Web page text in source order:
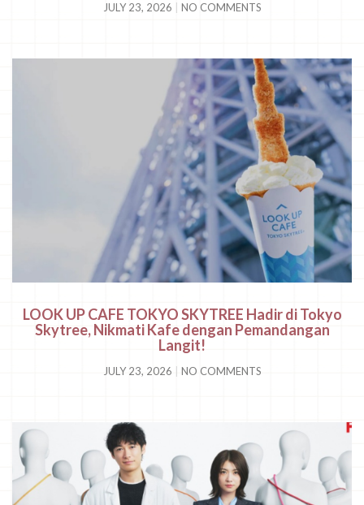
JULY 23, 2026 NO COMMENTS
LOOK UP CAFE TOKYO SKYTREE Hadir di Tokyo
Skytree, Nikmati Kafe dengan Pemandangan
Langit!
JULY 23, 2026 NO COMMENTS